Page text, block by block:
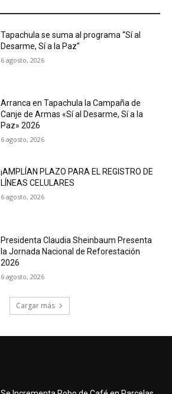
Tapachula se suma al programa “Sí al
Desarme, Sí a la Paz”
6 agosto, 2026
Arranca en Tapachula la Campaña de
Canje de Armas «Sí al Desarme, Sí a la
Paz» 2026
6 agosto, 2026
¡AMPLÍAN PLAZO PARA EL REGISTRO DE
LÍNEAS CELULARES
6 agosto, 2026
Presidenta Claudia Sheinbaum Presenta
la Jornada Nacional de Reforestación
2026
6 agosto, 2026
Cargar más